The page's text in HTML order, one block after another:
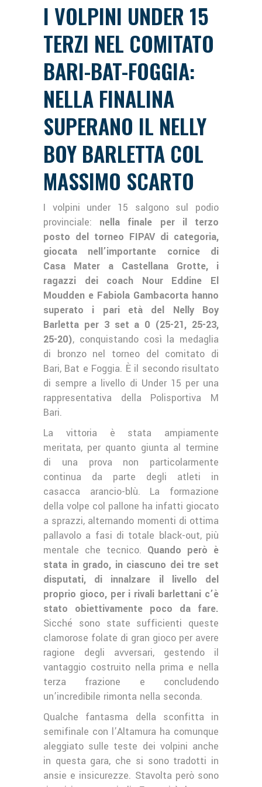
I VOLPINI UNDER 15
TERZI NEL COMITATO
BARI-BAT-FOGGIA:
NELLA FINALINA
SUPERANO IL NELLY
BOY BARLETTA COL
MASSIMO SCARTO
I volpini under 15 salgono sul podio
provinciale: nella finale per il terzo
posto del torneo FIPAV di categoria,
giocata nell’importante cornice di
Casa Mater a Castellana Grotte, i
ragazzi dei coach Nour Eddine El
Moudden e Fabiola Gambacorta hanno
superato i pari età del Nelly Boy
Barletta per 3 set a 0 (25-21, 25-23,
25-20), conquistando così la medaglia
di bronzo nel torneo del comitato di
Bari, Bat e Foggia. È il secondo risultato
di sempre a livello di Under 15 per una
rappresentativa della Polisportiva M
Bari.
La vittoria è stata ampiamente
meritata, per quanto giunta al termine
di una prova non particolarmente
continua da parte degli atleti in
casacca arancio-blù. La formazione
della volpe col pallone ha infatti giocato
a sprazzi, alternando momenti di ottima
pallavolo a fasi di totale black-out, più
mentale che tecnico. Quando però è
stata in grado, in ciascuno dei tre set
disputati, di innalzare il livello del
proprio gioco, per i rivali barlettani c’è
stato obiettivamente poco da fare.
Sicché sono state sufficienti queste
clamorose folate di gran gioco per avere
ragione degli avversari, gestendo il
vantaggio costruito nella prima e nella
terza frazione e concludendo
un’incredibile rimonta nella seconda.
Qualche fantasma della sconfitta in
semifinale con l’Altamura ha comunque
aleggiato sulle teste dei volpini anche
in questa gara, che si sono tradotti in
ansie e insicurezze. Stavolta però sono